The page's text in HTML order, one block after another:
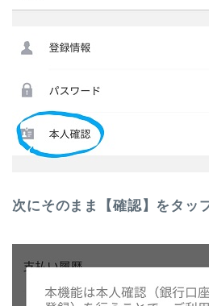
次にそのまま【確認】をタッ